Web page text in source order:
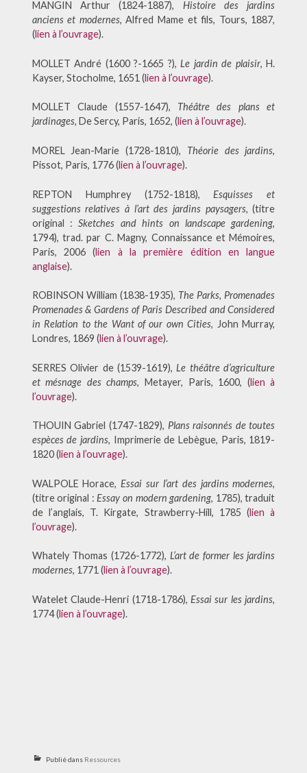
MANGIN Arthur (1824-1887), Histoire des jardins
anciens et modernes, Alfred Mame et fils, Tours, 1887,
(lien à l’ouvrage).
MOLLET André (1600 ?-1665 ?), Le jardin de plaisir, H.
Kayser, Stocholme, 1651 (lien à l’ouvrage).
MOLLET Claude (1557-1647), Théâtre des plans et
jardinages, De Sercy, Paris, 1652, (lien à l’ouvrage).
MOREL Jean-Marie (1728-1810), Théorie des jardins,
Pissot, Paris, 1776 (lien à l’ouvrage).
REPTON Humphrey (1752-1818), Esquisses et
suggestions relatives à l’art des jardins paysagers, (titre
original :Sketches and hints on landscape gardening,
1794), trad. par C. Magny, Connaissance et Mémoires,
Paris, 2006 (lien à la première édition en langue
anglaise).
ROBINSON William (1838-1935), The Parks, Promenades
Promenades & Gardens of Paris Described and Considered
in Relation to the Want of our own Cities, John Murray,
Londres, 1869 (lien à l’ouvrage).
SERRES Olivier de (1539-1619), Le théâtre d’agriculture
et mésnage des champs, Metayer, Paris, 1600, (lien à
l’ouvrage).
THOUIN Gabriel (1747-1829), Plans raisonnés de toutes
espèces de jardins, Imprimerie de Lebègue, Paris, 1819-
1820 (lien à l’ouvrage).
WALPOLE Horace, Essai sur l’art des jardins modernes,
(titre original : Essay on modern gardening, 1785), traduit
de l’anglais, T. Kirgate, Strawberry-Hill, 1785 (lien à
l’ouvrage).
Whately Thomas (1726-1772), L’art de former les jardins
modernes, 1771 (lien à l’ouvrage).
Watelet Claude-Henri (1718-1786), Essai sur les jardins,
1774 (lien à l’ouvrage).
Publié dans Ressources